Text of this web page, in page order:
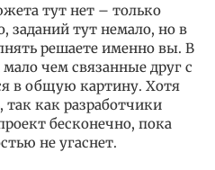
тут нет – только
заданий тут немало, но в
решаете именно вы. В
чем связанные друг с
в общую картину. Хотя
как разработчики
бесконечно, пока
не угаснет.